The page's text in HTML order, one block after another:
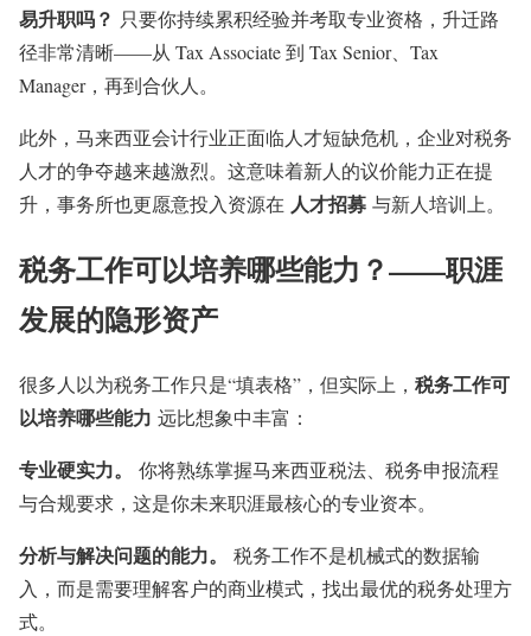
易升职吗？ 只要你持续累积经验并考取专业资格，升迁路
径非常清晰——从 Tax Associate 到 Tax Senior、Tax
Manager，再到合伙人。
此外，马来西亚会计行业正面临人才短缺危机，企业对税务
人才的争夺越来越激烈。这意味着新人的议价能力正在提
升，事务所也更愿意投入资源在 人才招募 与新人培训上。
税务工作可以培养哪些能力？——职涯
发展的隐形资产
很多人以为税务工作只是“填表格”，但实际上， 税务工作可
以培养哪些能力 远比想象中丰富：
专业硬实力。
你将熟练掌握马来西亚税法、税务申报流程
与合规要求，这是你未来职涯最核心的专业资本。
分析与解决问题的能力。
税务工作不是机械式的数据输
入，而是需要理解客户的商业模式，找出最优的税务处理方
式。